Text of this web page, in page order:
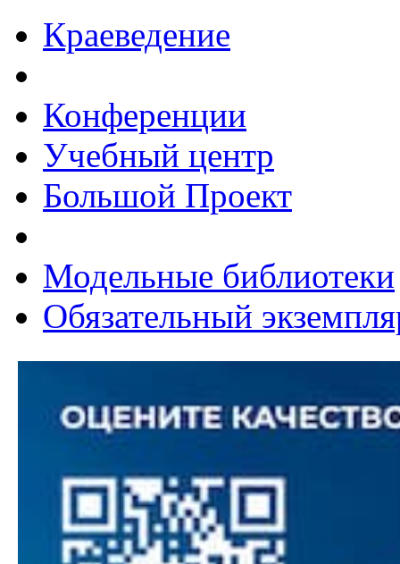
Краеведение
Конференции
Учебный центр
Большой Проект
Модельные библиотеки
Обязательный